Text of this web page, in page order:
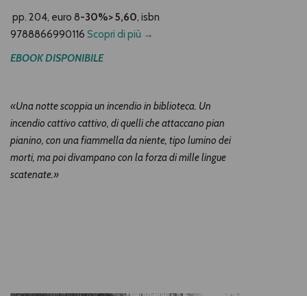
pp. 204, euro 8-30%> 5,60, isbn
9788866990116 Scopri di più →
EBOOK DISPONIBILE
«Una notte scoppia un incendio in biblioteca. Un
incendio cattivo cattivo, di quelli che attaccano pian
pianino, con una fiammella da niente, tipo lumino dei
morti, ma poi divampano con la forza di mille lingue
scatenate.»